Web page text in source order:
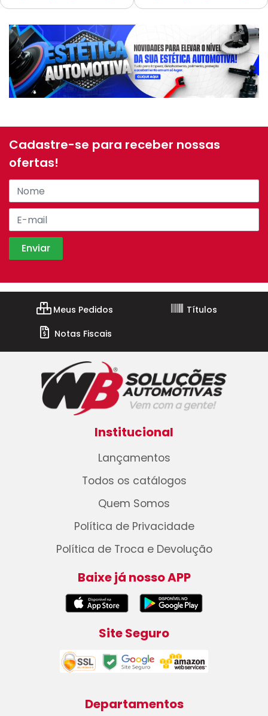
Cadastre-se para receber nossas
ofertas!
Meus Pedidos
Títulos
Notas Fiscais
Institucional
Lançamentos
Todos os catálogos
Quem Somos
Política de Privacidade
Política de Troca e Devolução
Baixe já nosso APP
Site Seguro
Departamentos